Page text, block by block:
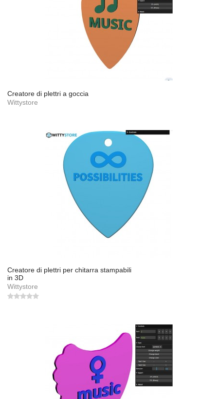
Creatore di plettri a goccia
Wittystore
Creatore di plettri per chitarra stampabili
in 3D
Wittystore